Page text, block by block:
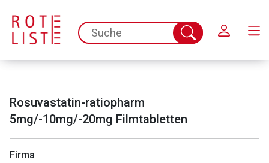
spc.search.input.placeholder
Suche
abschicken
Rosuvastatin-ratiopharm
5mg/-10mg/-20mg Filmtabletten
Firma